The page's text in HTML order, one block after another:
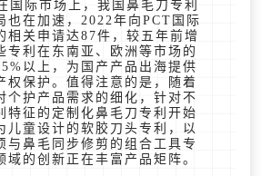
国际市场上，我国鼻毛刀专利
也在加速，2022年向PCT国际
相关申请达87件，较五年前增
专利在东南亚、欧洲等市场的
以上，为国产产品出海提供
权保护。值得注意的是，随着
个护产品需求的细化，针对不
特征的定制化鼻毛刀专利开始
儿童设计的软胶刀头专利，以
与鼻毛同步修剪的组合工具专
域的创新正在丰富产品矩阵。